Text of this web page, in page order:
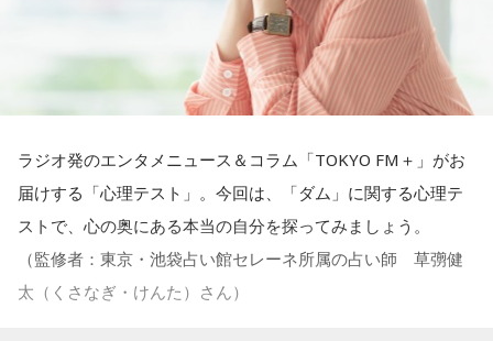
番組名：JA全農 COUNTDOWN JAPAN
放送エリア：TOKYO FMをはじめとする、JFN全国38局ネッ
放送日時：毎週土曜 13:00～13:53
パーソナリティ：遠山大輔（グランジ）、潮紗理菜
番組Webサイト：https://www.tfm.co.jp/countdownjapan/
番組公式X：@JA_CDJ
「フィジカルはスピリチュアルの基本です」
＜番組概要＞
番組名：Dr.Recella presents 江原啓之 おと語り
放送日時：TOKYO FM／FM 大阪 毎週日曜 22:00～22:25、エ
フエム山陰 毎週土曜 12:30～12:55
出演者：江原啓之、奥迫協子
番組Webサイト：https://www.tfm.co.jp/oto/
――精神力を支えるのは徹底した体調管理であると説く江
原。さらに、日常生活におけるコンディションづくりの重要
性を語ります。
江原：やっぱり、集中力が欠けちゃうしね。だからご飯を食
べて、新しいお家を建てればまたよく寝られたりすると思う
けれど、そういう風な自分自身のメンテナンスというか、そ
れを大事にして、コンディションを常に最高に整えるという
ことであれば、もしかしたら悩んでいた時期は体調が不安定
この心理テストでわかることは、あなたの「我慢しすぎ・自
己主張ニガテ度」です。
ムの何が気になったかで、あなたがなぜ言いたいことを飲み
込んでしまうのか……その理由と、我慢の深さがわかります。
【解答】
ラジオ発のエンタメニュース＆コラム「TOKYO FM＋」がお
届けする「心理テスト」。今回は、「ダム」に関する心理テ
ストで、心の奥にある本当の自分を探ってみましょう。
（監修者：東京・池袋占い館セレーネ所属の占い師 草彅健
太（くさなぎ・けんた）さん）